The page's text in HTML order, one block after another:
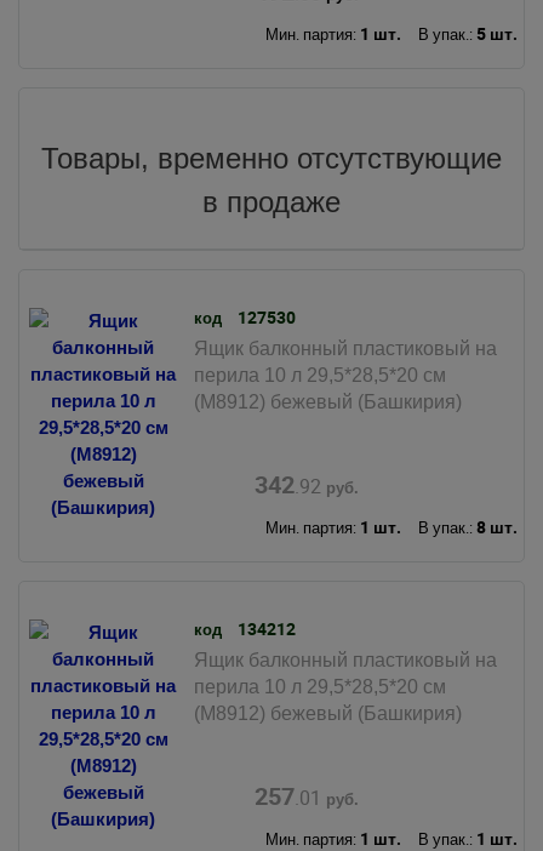
Мин. партия: 1 шт. В упак.: 5 шт.
Товары, временно отсутствующие
в продаже
код 127530
Ящик балконный пластиковый на
перила 10 л 29,5*28,5*20 см
(М8912) бежевый (Башкирия)
342.92 руб.
Мин. партия: 1 шт. В упак.: 8 шт.
код 134212
Ящик балконный пластиковый на
перила 10 л 29,5*28,5*20 см
(М8912) бежевый (Башкирия)
257.01 руб.
Мин. партия: 1 шт. В упак.: 1 шт.